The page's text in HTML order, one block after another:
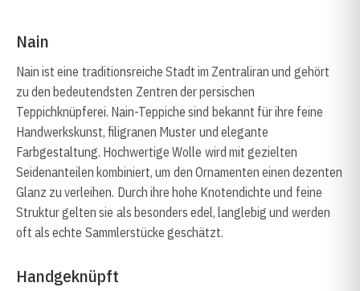
Nain
Nain ist eine traditionsreiche Stadt im Zentraliran und gehört
zu den bedeutendsten Zentren der persischen
Teppichknüpferei. Nain-Teppiche sind bekannt für ihre feine
Handwerkskunst, filigranen Muster und elegante
Farbgestaltung. Hochwertige Wolle wird mit gezielten
Seidenanteilen kombiniert, um den Ornamenten einen dezenten
Glanz zu verleihen. Durch ihre hohe Knotendichte und feine
Struktur gelten sie als besonders edel, langlebig und werden
oft als echte Sammlerstücke geschätzt.
Handgeknüpft